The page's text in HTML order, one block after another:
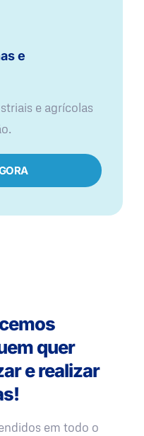
e
e agrícolas
quer
e realizar
em todo o